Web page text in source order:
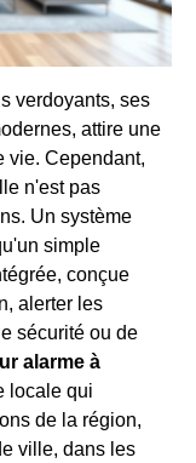
verdoyants, ses
attire une
vie. Cependant,
n'est pas
Un système
simple
conçue
alerter les
sécurité ou de
alarme à
locale qui
de la région,
ville, dans les